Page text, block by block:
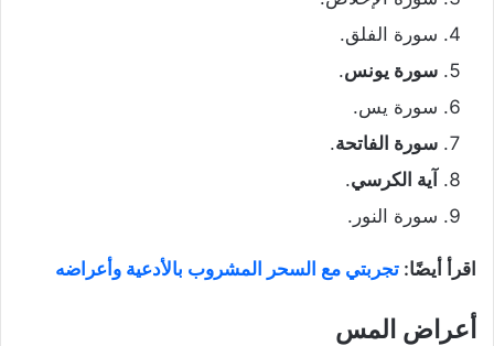
سورة الفلق.
سورة يونس.
سورة يس.
سورة الفاتحة.
آية الكرسي.
سورة النور.
اقرأ أيضًا: تجربتي مع السحر المشروب بالأدعية وأعراضه
أعراض المس